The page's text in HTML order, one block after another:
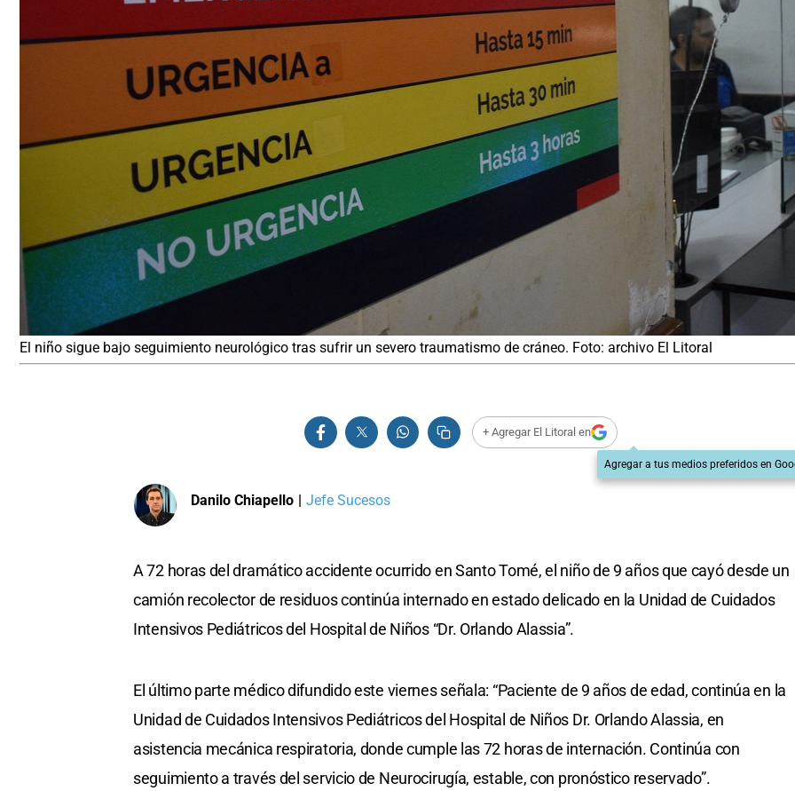
El niño sigue bajo seguimiento neurológico tras sufrir un severo traumatismo de cráneo. Foto: archivo El Litoral
+ Agregar El Litoral en
Agregar a tus medios preferidos en
Danilo Chiapello | Jefe Sucesos
A 72 horas del dramático accidente ocurrido en Santo Tomé, el niño de 9 años que cayó desde un
camión recolector de residuos continúa internado en estado delicado en la Unidad de Cuidados
Intensivos Pediátricos del Hospital de Niños “Dr. Orlando Alassia”.
El último parte médico difundido este viernes señala: “Paciente de 9 años de edad, continúa en la
Unidad de Cuidados Intensivos Pediátricos del Hospital de Niños Dr. Orlando Alassia, en
asistencia mecánica respiratoria, donde cumple las 72 horas de internación. Continúa con
seguimiento a través del servicio de Neurocirugía, estable, con pronóstico reservado”.